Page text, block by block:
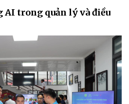
AI trong quản lý và điều